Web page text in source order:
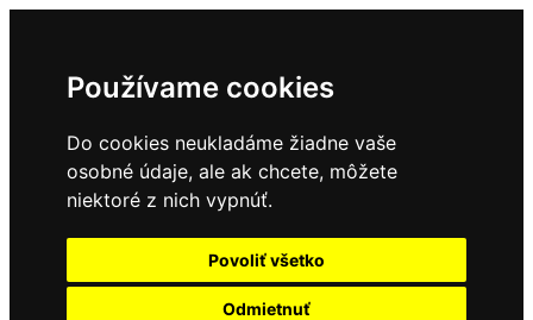
Používame cookies
Do cookies neukladáme žiadne vaše
osobné údaje, ale ak chcete, môžete
niektoré z nich vypnúť.
Povoliť všetko
Odmietnuť